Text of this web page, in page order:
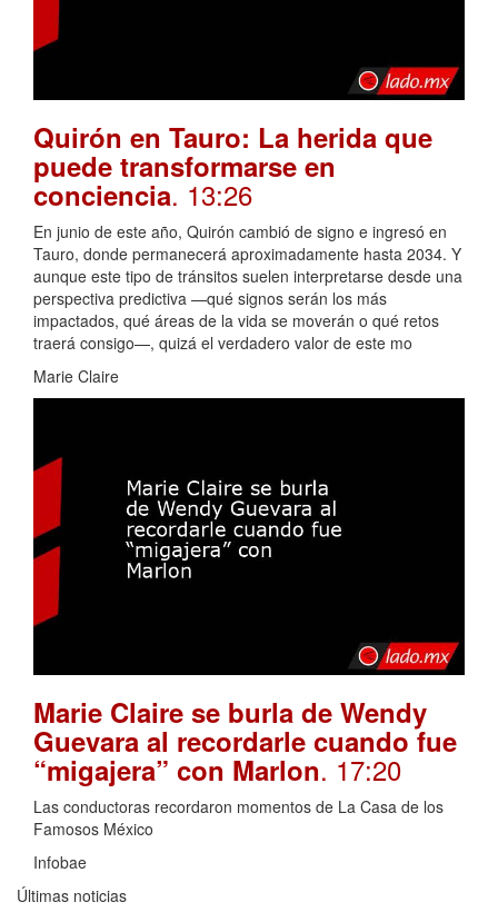
Quirón en Tauro: La herida que
puede transformarse en
conciencia. 13:26
En junio de este año, Quirón cambió de signo e ingresó en
Tauro, donde permanecerá aproximadamente hasta 2034. Y
aunque este tipo de tránsitos suelen interpretarse desde una
perspectiva predictiva —qué signos serán los más
impactados, qué áreas de la vida se moverán o qué retos
traerá consigo—, quizá el verdadero valor de este mo
Marie Claire
Marie Claire se burla de Wendy
Guevara al recordarle cuando fue
“migajera” con Marlon. 17:20
Las conductoras recordaron momentos de La Casa de los
Famosos México
Infobae
Últimas noticias